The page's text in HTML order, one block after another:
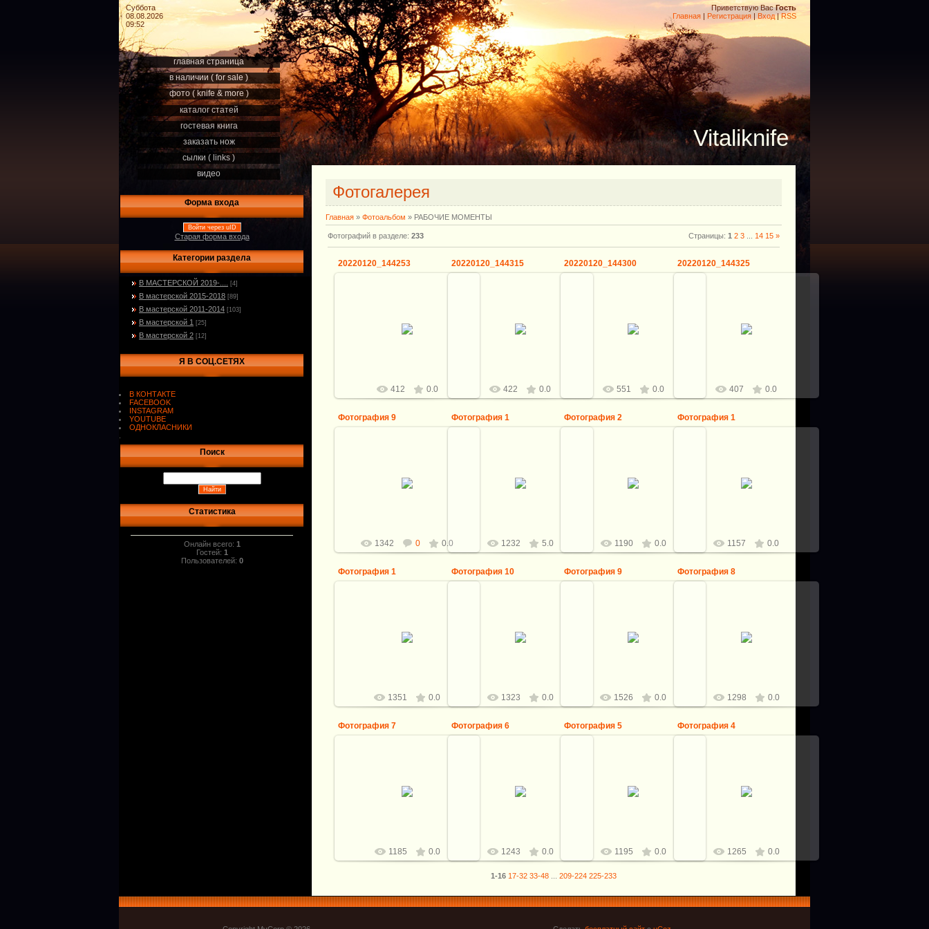
Суббота
08.08.2026
09:52
Приветствую Вас Гость
Главная | Регистрация | Вход|RSS
главная страница
в наличии ( for sale )
фото ( knife & more )
каталог статей
гостевая книга
заказать нож
сылки ( links )
видео
Форма входа
Войти через uID
Старая форма входа
Категории раздела
В МАСТЕРСКОЙ 2019-.... [4]
В мастерской 2015-2018 [89]
В мастерской 2011-2014 [103]
В мастерской 1 [25]
В мастерской 2 [12]
Я В СОЦ.СЕТЯХ
В КОНТАКТЕ
FACEBOOK
INSTAGRAM
YOUTUBE
ОДНОКЛАСНИКИ
Поиск
Статистика
Онлайн всего: 1
Гостей: 1
Пользователей: 0
Vitaliknife
Фотогалерея
Главная » Фотоальбом » РАБОЧИЕ МОМЕНТЫ
Фотографий в разделе: 233 Страницы: 1 2 3 14 15 »
20220120_144253
412 0.0
20220120_144315
422 0.0
20220120_144300
551 0.0
20220120_144325
407 0.0
Фотография 9
1342 0 0.0
Фотография 1
1232 5.0
Фотография 2
1190 0.0
Фотография 1
1157 0.0
Фотография 1
1351 0.0
Фотография 10
1323 0.0
Фотография 9
1526 0.0
Фотография 8
1298 0.0
Фотография 7
1185 0.0
Фотография 6
1243 0.0
Фотография 5
1195 0.0
Фотография 4
1265 0.0
1-16 17-32 33-48 209-224 225-233